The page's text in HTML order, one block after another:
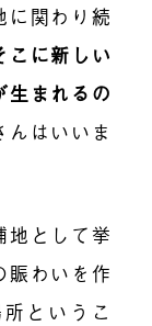
に関わり続
こに新しい
生まれるの
んはいいま
地として挙
賑わいを作
というこ